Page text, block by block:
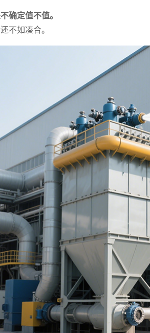
确定值不值。
不如凑合。